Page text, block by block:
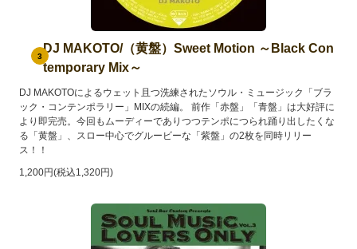
3
DJ MAKOTO/（黄盤）Sweet Motion ～Black Con
temporary Mix～
DJ MAKOTOによるウェット且つ洗練されたソウル・ミュージック「ブラ
ック・コンテンポラリー」MIXの続編。 前作「赤盤」「青盤」は大好評に
より即完売。今回もムーディーでありつつテンポにつられ踊り出したくな
る「黄盤」、スロー中心でグルービーな「紫盤」の2枚を同時リリー
ス！！
1,200円(税込1,320円)